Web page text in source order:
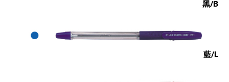
黑/B
藍/L